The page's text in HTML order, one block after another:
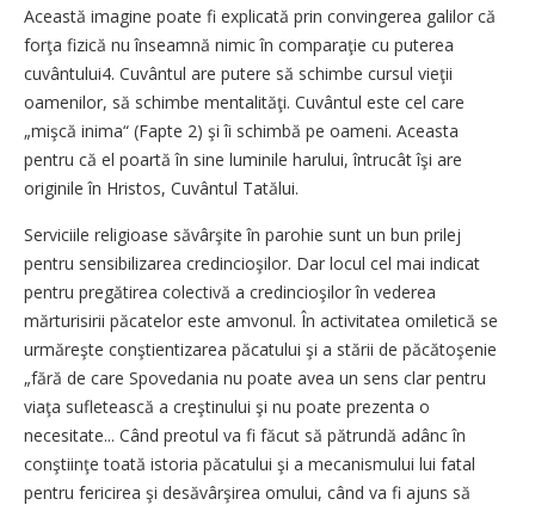
Această imagine poate fi explicată prin convingerea galilor că
forţa fizică nu înseamnă nimic în comparaţie cu puterea
cuvântului4. Cuvântul are putere să schimbe cursul vieţii
oamenilor, să schimbe mentalităţi. Cuvântul este cel care
„mişcă inima“ (Fapte 2) şi îi schimbă pe oameni. Aceasta
pentru că el poartă în sine luminile harului, întrucât îşi are
originile în Hristos, Cuvântul Tatălui.
Serviciile religioase săvârşite în parohie sunt un bun prilej
pentru sensibilizarea credincioşilor. Dar locul cel mai indicat
pentru pregătirea colectivă a credincioşilor în vederea
mărturisirii păcatelor este amvonul. În activitatea omiletică se
urmăreşte conştientizarea păcatului şi a stării de păcătoşenie
„fără de care Spovedania nu poate avea un sens clar pentru
viaţa sufletească a creştinului şi nu poate prezenta o
necesitate... Când preotul va fi făcut să pătrundă adânc în
conştiinţe toată istoria păcatului şi a mecanismului lui fatal
pentru fericirea şi desăvârşirea omului, când va fi ajuns să